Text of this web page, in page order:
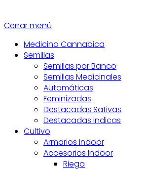
Cerrar menú
Medicina Cannabica
Semillas
Semillas por Banco
Semillas Medicinales
Automáticas
Feminizadas
Destacadas Sativas
Destacadas Indicas
Cultivo
Armarios Indoor
Accesorios Indoor
Riego